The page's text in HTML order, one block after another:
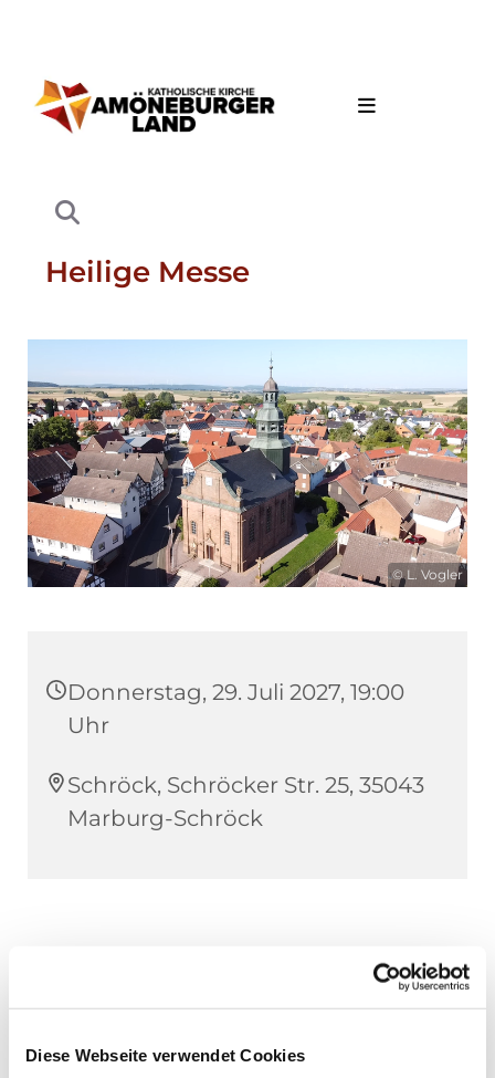
Diese Webseite verwendet Cookies
Heilige Messe
© L. Vogler
Donnerstag, 29. Juli 2027, 19:00
Uhr
Schröck, Schröcker Str. 25, 35043
Marburg-Schröck